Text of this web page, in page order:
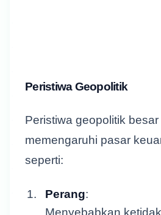
Peristiwa Geopolitik
Peristiwa geopolitik
memengaruhi pasar
seperti:
Perang: